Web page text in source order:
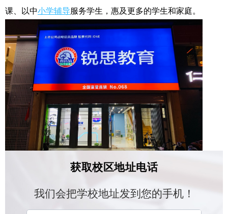
课、以中小学辅导服务学生，惠及更多的学生和家庭。